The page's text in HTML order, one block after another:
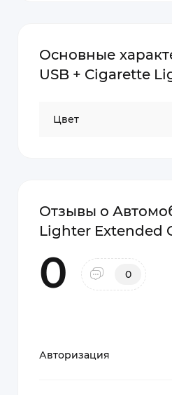
Основные
USB + Cigarette
Цвет
Отзывы о
Lighter Extended
0 0
Авторизация